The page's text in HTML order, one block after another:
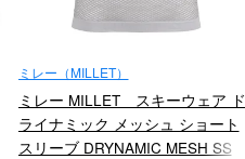
ミレー（MILLET）
ミレー MILLET スキーウェア ド
ライナミック メッシュ ショート
スリーブ DRYNAMIC MESH SS